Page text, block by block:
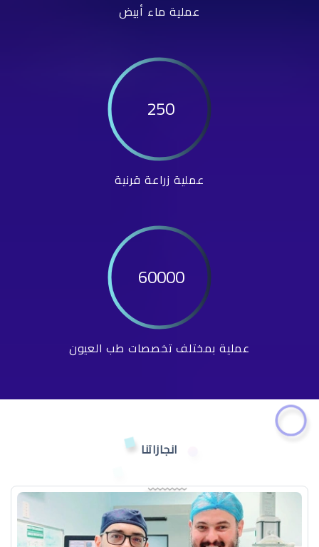
عملية ماء أبيض
250
عملية زراعة قرنية
60000
عملية بمختلف تخصصات طب العيون
انجازاتنا